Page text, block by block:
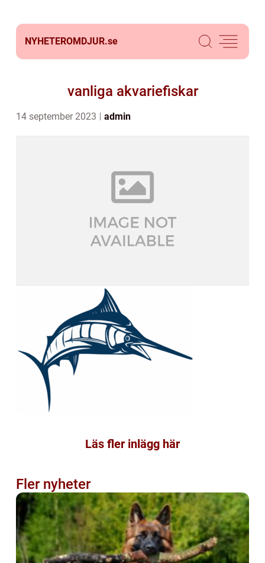
NYHETEROMDJUR.se
vanliga akvariefiskar
14 september 2023 admin
Läs fler inlägg här
Fler nyheter